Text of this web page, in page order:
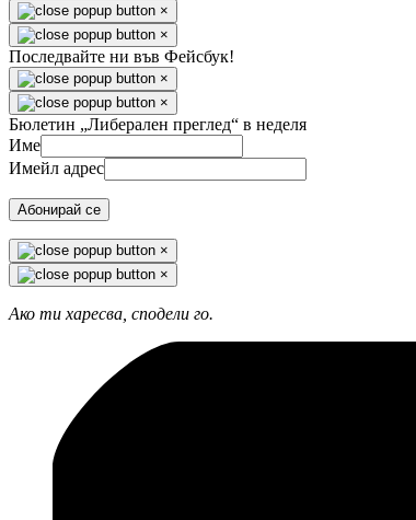
×
×
Последвайте ни във Фейсбук!
×
×
Бюлетин „Либерален преглед“ в неделя
Име
Имейл адрес
Абонирай се
×
×
Ако ти харесва, сподели го.